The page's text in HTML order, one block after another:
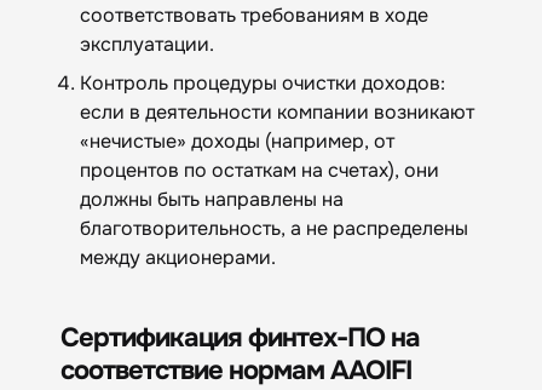
соответствовать требованиям в ходе
эксплуатации.
Контроль процедуры очистки доходов:
если в деятельности компании возникают
«нечистые» доходы (например, от
процентов по остаткам на счетах), они
должны быть направлены на
благотворительность, а не распределены
между акционерами.
Сертификация финтех-ПО на
соответствие нормам AAOIFI